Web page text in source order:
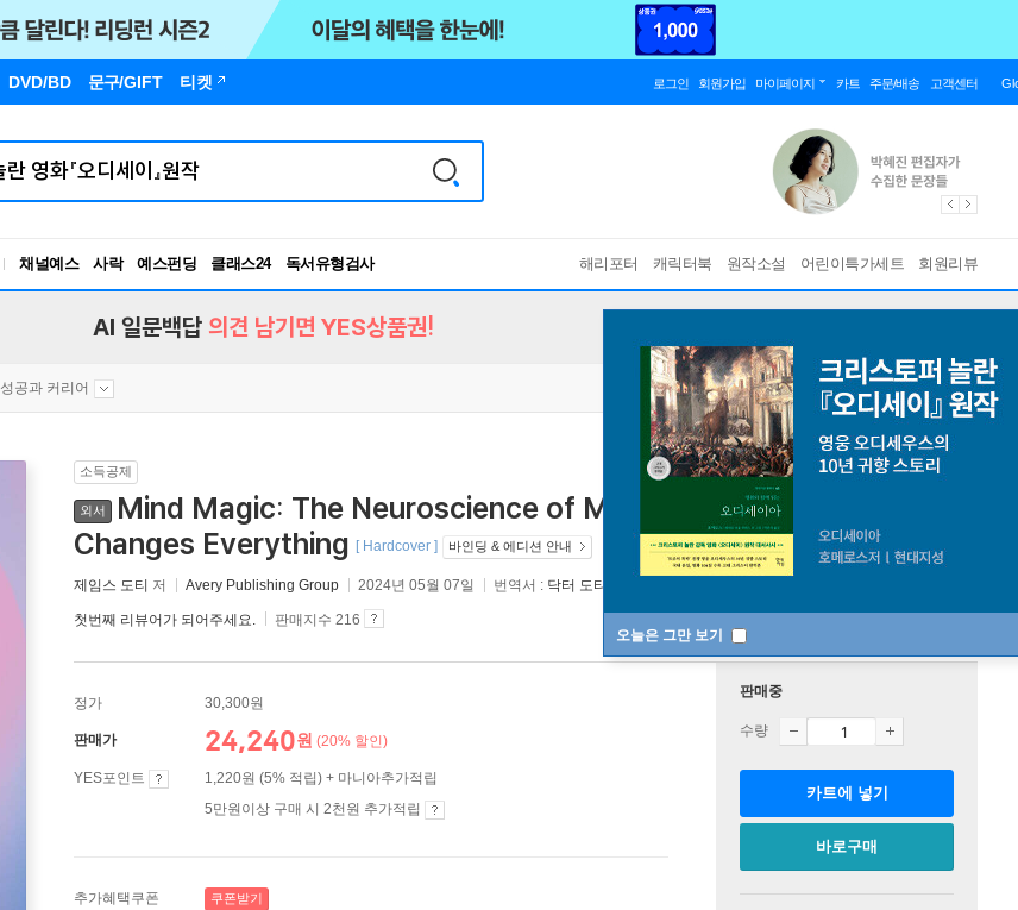
DVD/BD 문구/GIFT 티켓 로그인 회원가입 마이페이지 카트 주문/배송 고객센터
채널예스 사락 예스펀딩 클래스24
RBTI Lab
독서유형검사
해리포터 캐릭터북 원작소설 어린이특가세트 회원리뷰
오늘은 그만 보기
AI 일문백답 의견 남기면 YES상품권!
성공과 커리어
소득공제
외서
Mind Magic: The Neuroscience of Manifestation and How It
Changes Everything [ Hardcover ] 바인딩 & 에디션 안내
제임스 도티 저 Avery Publishing Group 2024년 05월 07일 번역서 : 닥터 도티의 마인드 매직
첫번째 리뷰어가 되어주세요. 판매지수 216
정가 30,300원
판매가 24,240원 (20% 할인)
YES포인트
1,220원 (5% 적립) + 마니아추가적립
5만원이상 구매 시 2천원 추가적립
추가혜택쿠폰 쿠폰받기
판매중
수량
카트에 넣기
바로구매